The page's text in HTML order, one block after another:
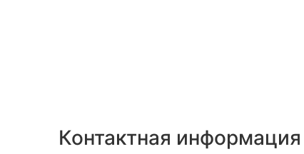
Контактная информация